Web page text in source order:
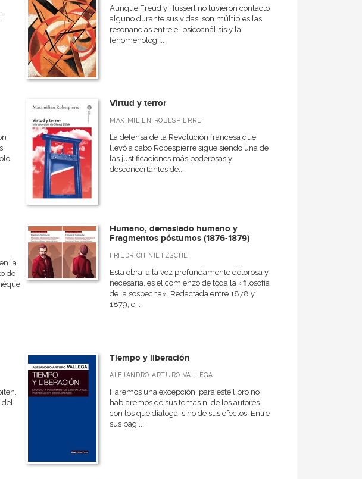
Aunque Freud y Husserl no tuvieron contacto
alguno durante sus vidas, son múltiples las
resonancias entre el psicoanálisis y la
fenomenologí...
Virtud y terror
MAXIMILIEN ROBESPIERRE
La defensa de la Revolución francesa que
llevó a cabo Robespierre sigue siendo una de
las justificaciones más poderosas y
desconcertantes de...
la
de
Humano, demasiado humano y
Fragmentos póstumos (1876-1879)
FRIEDRICH NIETZSCHE
Esta obra, a la vez profundamente dolorosa y
necesaria, es el comienzo de toda la «filosofía
de la sospecha». Redactada entre 1878 y
1879, c...
del
Tiempo y liberación
ALEJANDRO ARTURO VALLEGA
Haremos una excepción: para este libro no
hablaremos de sus temas ni de los autores
con los que dialoga, sino de sus efectos. Entre
sus pági...